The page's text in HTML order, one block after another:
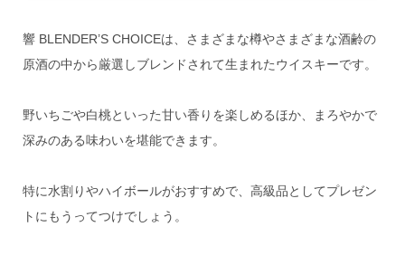
響 BLENDER’S CHOICEは、さまざまな樽やさまざまな酒齢の
原酒の中から厳選しブレンドされて生まれたウイスキーです。
野いちごや白桃といった甘い香りを楽しめるほか、まろやかで
深みのある味わいを堪能できます。
特に水割りやハイボールがおすすめで、高級品としてプレゼン
トにもうってつけでしょう。